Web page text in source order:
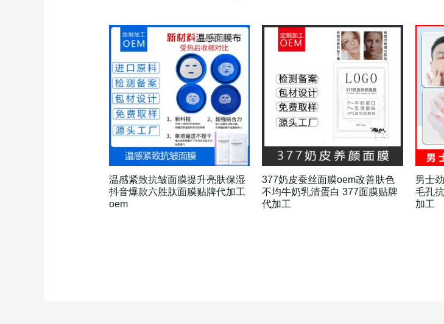
温感紧致抗皱面膜提升亮肤保湿
抖音爆款六胜肽面膜贴牌代加工
oem
377奶皮蚕丝面膜oem改善肤色
不均牛奶乳清蛋白 377面膜贴牌
代加工
男士
毛孔
加工